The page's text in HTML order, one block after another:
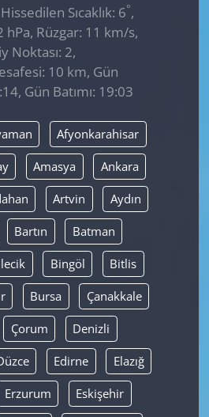
Sıcaklık: 6°,
hPa, Rüzgar: 11 km/s,
Noktası: 2,
10 km, Gün
Gün Batımı: 19:03
Afyonkarahisar
Amasya Ankara
Artvin Aydın
Bartın Batman
Bingöl Bitlis
Bursa Çanakkale
Çorum Denizli
Edirne Elazığ
Erzurum Eskişehir